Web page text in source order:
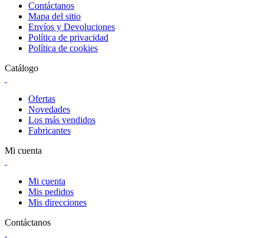
Contáctanos
Mapa del sitio
Envíos y Devoluciones
Política de privacidad
Política de cookies
Catálogo
Ofertas
Novedades
Los más vendidos
Fabricantes
Mi cuenta
Mi cuenta
Mis pedidos
Mis direcciones
Contáctanos